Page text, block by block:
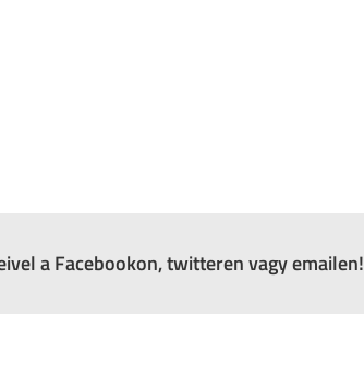
a Facebookon, twitteren vagy emailen!